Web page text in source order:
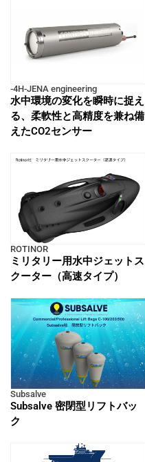
-4H-JENA engineering
水中環境の変化を瞬時に捉え
る、柔軟性と高精度を兼ね備
えたCO2センサー
ROTINOR
ミリタリー用水中ジェットス
クーター（高速タイプ）
Subsalve
Subsalve 密閉型リフトバッ
ク